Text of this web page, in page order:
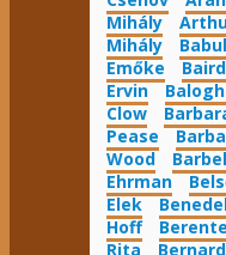
Mihály
Mihály
Emőke
Ervin
Clow
Pease
Wood
Ehrman
Elek
Hoff
Rita